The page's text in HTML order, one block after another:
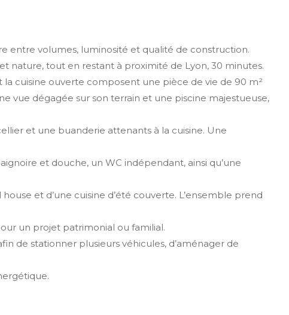
entre volumes, luminosité et qualité de construction.
nature, tout en restant à proximité de Lyon, 30 minutes.
la cuisine ouverte composent une pièce de vie de 90 m²
vue dégagée sur son terrain et une piscine majestueuse,
et une buanderie attenants à la cuisine. Une
et douche, un WC indépendant, ainsi qu’une
et d’une cuisine d’été couverte. L’ensemble prend
un projet patrimonial ou familial.
de stationner plusieurs véhicules, d’aménager de